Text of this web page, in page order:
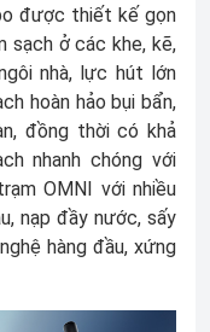
được thiết kế gọn
sạch ở các khe, kẽ,
nhà, lực hút lớn
hoàn hảo bụi bẩn,
đồng thời có khả
nhanh chóng với
OMNI với nhiều
nạp đầy nước, sấy
hàng đầu, xứng